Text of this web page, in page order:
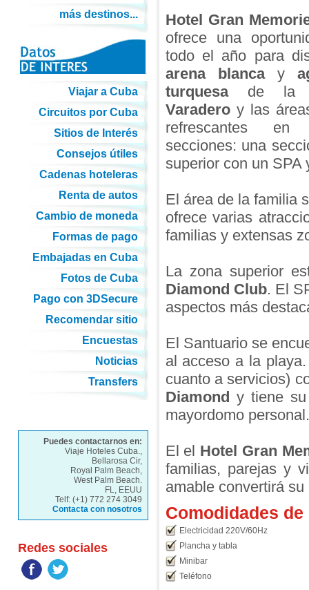
Hotel Gran
ofrece una
todo el año para
arena blancay
turquesade
Varaderoy las
refrescantes
secciones: una
superior con un SPA
El área de la familia
ofrece varias
familias y extensas
La zona superior
Diamond Club. El
aspectos más
El Santuario se
al acceso a la
cuanto a servicios)
Diamond y tiene
mayordomo personal.
El el Hotel Gran
familias, parejas y
amable convertirá
Comodidades
Electricidad 220V/60Hz
Plancha y tabla
Minibar
Teléfono
más destinos...
Viajar a Cuba
Circuitos por Cuba
Sitios de Interés
Consejos útiles
Cadenas hoteleras
Renta de autos
Cambio de moneda
Formas de pago
Embajadas en Cuba
Fotos de Cuba
Pago con 3DSecure
Recomendar sitio
Encuestas
Noticias
Transfers
Puedes contactarnos en:
Viaje Hoteles Cuba.,
Bellarosa Cir,
Royal Palm Beach,
West Palm Beach.
FL, EEUU
Telf: (+1) 772 274 3049
Contacta con nosotros
Redes sociales